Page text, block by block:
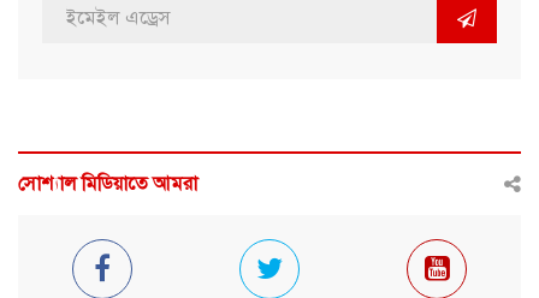
সোশ্যাল মিডিয়াতে আমরা